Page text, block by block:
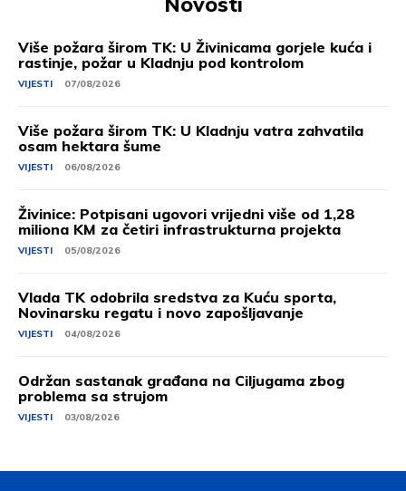
Više požara širom TK: U Živinicama gorjele kuća i
rastinje, požar u Kladnju pod kontrolom
VIJESTI 07/08/2026
Više požara širom TK: U Kladnju vatra zahvatila
osam hektara šume
VIJESTI 06/08/2026
Živinice: Potpisani ugovori vrijedni više od 1,28
miliona KM za četiri infrastrukturna projekta
VIJESTI 05/08/2026
Vlada TK odobrila sredstva za Kuću sporta,
Novinarsku regatu i novo zapošljavanje
VIJESTI 04/08/2026
Održan sastanak građana na Ciljugama zbog
problema sa strujom
VIJESTI 03/08/2026